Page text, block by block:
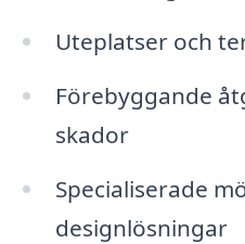
Uteplatser och
Förebyggande
skador
Specialiserade
designlösningar